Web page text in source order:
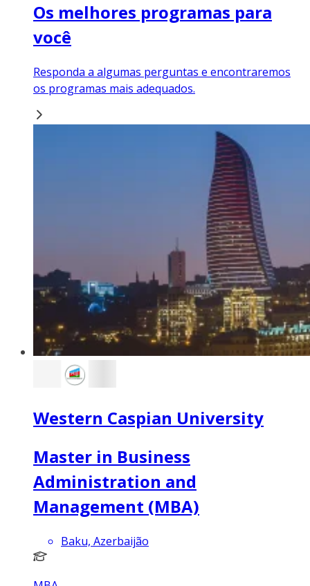
Os melhores programas para
você
Responda a algumas perguntas e encontraremos
os programas mais adequados.
Western Caspian University
Master in Business
Administration and
Management (MBA)
Baku, Azerbaijão